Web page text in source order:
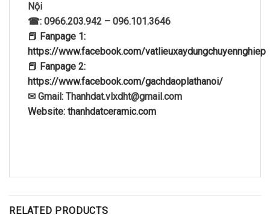
Nội
☎: 0966.203.942 – 096.101.3646
📕 Fanpage 1:
https://www.facebook.com/vatlieuxaydungchuyennghiep
📕 Fanpage 2:
https://www.facebook.com/gachdaoplathanoi/
✉ Gmail: Thanhdat.vlxdht@gmail.com
Website: thanhdatceramic.com
RELATED PRODUCTS